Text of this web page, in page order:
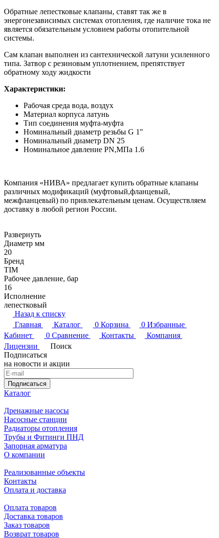
Обратные лепестковые клапаны, ставят так же в
энергонезависимых системах отопления, где наличие тока не
является обязательным условием работы отопительной
системы.
Сам клапан выполнен из сантехнической латуни усиленного
типа. Затвор с резиновым уплотнением, препятствует
обратному ходу жидкости
Характеристики:
Рабочая среда вода, воздух
Материал корпуса латунь
Тип соединения муфта-муфта
Номинальный диаметр резьбы G 1"
Номинальный диаметр DN 25
Номинальное давление PN,МПа 1.6
Компания «НИВА» предлагает купить обратные клапаны
различных модификаций (муфтовый,фланцевый,
межфланцевый) по привлекательным ценам. Осуществляем
доставку в любой регион России.
Развернуть
Диаметр мм
20
Бренд
TIM
Рабочее давление, бар
16
Исполнение
лепестковый
Назад к списку
Главная
Каталог 0 Корзина 0 Избранные
Кабинет
0 Сравнение Контакты
Компания
Лицензии
Поиск
Подписаться
на новости и акции
Подписаться
Каталог
Дренажные насосы
Насосные станции
Радиаторы отопления
Трубы и Фитинги ПНД
Запорная арматура
О компании
Реализованные объекты
Контакты
Оплата и доставка
Оплата товаров
Доставка товаров
Заказ товаров
Возврат товаров